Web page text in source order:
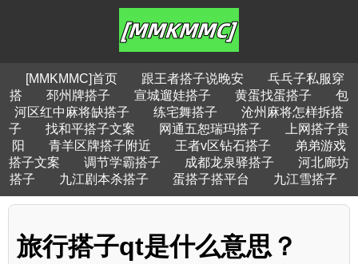
[MMKMMC]首页 跟王者搭子说晚安
乓乓子私服穿
搭
邳州牌搭子 宣城遛娃搭子 黄蛋找蛋搭子
包
河区红中麻将缺搭子
练宅舞搭子
沧州麻将怎样拆搭
子
找和平搭子文案 网通五恕瑞玛搭子
上网搭子贵
阳
青羊区牌搭子附近 王者v区钻石搭子
弟弟游戏
搭子文案
调节学霸搭子 成都龙泉驿搭子
河北廊坊
搭子
九江剧本杀搭子 蛋搭子搭平台 九江雪搭子
旅行搭子qt是什么意思？